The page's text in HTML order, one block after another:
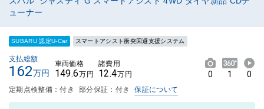
ューナー
SUBARU 認定U-Car スマートアシスト衝突回避支援システム
支払総額
162万円
車両価格
149.6万円
諸費用
12.4万円 0 1 0
定期点検整備：付き 部分保証：付き 保証について